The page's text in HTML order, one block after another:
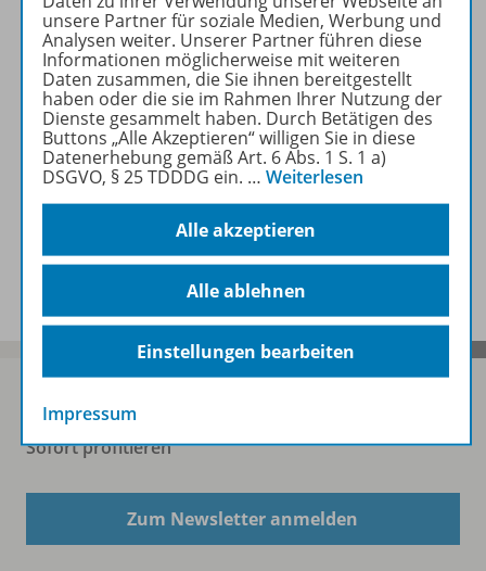
Informationen
Beschreibung
Weitere Inhalte der Ausgabe
Spar-Pakete
Sofort profitieren
Zum Newsletter anmelden
unsere Partner für soziale Medien, Werbung und
Analysen weiter. Unserer Partner führen diese
Informationen möglicherweise mit weiteren
Daten zusammen, die Sie ihnen bereitgestellt
haben oder die sie im Rahmen Ihrer Nutzung der
Dienste gesammelt haben. Durch Betätigen des
Buttons „Alle Akzeptieren“ willigen Sie in diese
Datenerhebung gemäß Art. 6 Abs. 1 S. 1 a)
DSGVO, § 25 TDDDG ein. … Weiterlesen
Alle akzeptieren
Alle ablehnen
Einstellungen bearbeiten
Impressum